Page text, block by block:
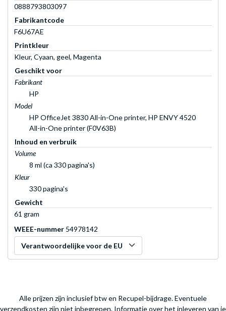
0888793803097
Fabrikantcode
F6U67AE
Printkleur
Kleur, Cyaan, geel, Magenta
Geschikt voor
Fabrikant
HP
Model
HP OfficeJet 3830 All-in-One printer, HP ENVY 4520
All-in-One printer (F0V63B)
Inhoud en verbruik
Volume
8 ml (ca 330 pagina's)
Kleur
330 pagina's
Gewicht
61 gram
WEEE-nummer 54978142
Verantwoordelijke voor de EU
Alle prijzen zijn inclusief btw en Recupel-bijdrage. Eventuele
verzendkosten zijn niet inbegrepen. Informatie over het inleveren van je